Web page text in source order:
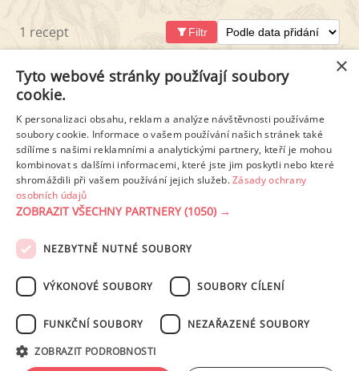
1 recept Filtr
PAD THAI
PODMÍNKY UŽITÍ ZÁSADY OCHRANY OSOBNÍCH ÚDAJŮ
NASTAVENÍ COOKIES
tohoto serveru je bez písemného souhlasu provozovatele zakázáno.
×
Tyto webové stránky používají soubory
cookie.
K personalizaci obsahu, reklam a analýze návštěvnosti používáme
soubory cookie. Informace o vašem používání našich stránek také
sdílíme s našimi reklamními a analytickými partnery, kteří je mohou
kombinovat s dalšími informacemi, které jste jim poskytli nebo které
shromáždili při vašem používání jejich služeb.Zásady ochrany
osobních údajů
ZOBRAZIT VŠECHNY PARTNERY(1050) →
NEZBYTNĚ NUTNÉ SOUBORY
VÝKONOVÉ SOUBORY SOUBORY CÍLENÍ
FUNKČNÍ SOUBORY NEZAŘAZENÉ SOUBORY
ZOBRAZIT PODROBNOSTI